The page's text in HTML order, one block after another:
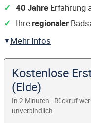
40 Jahre Erfahrung
Ihre regionaler
Mehr Infos
Kostenlose
(Elde)
In 2 Minuten · Rückruf
unverbindlich